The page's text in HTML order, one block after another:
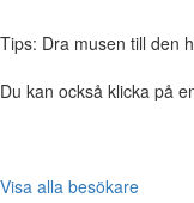
Tips: Dra musen till den
Du kan också klicka på
Visa alla besökare